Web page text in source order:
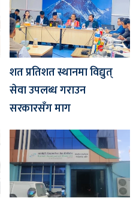
शत प्रतिशत स्थानमा विद्युत्
सेवा उपलब्ध गराउन
सरकारसँग माग